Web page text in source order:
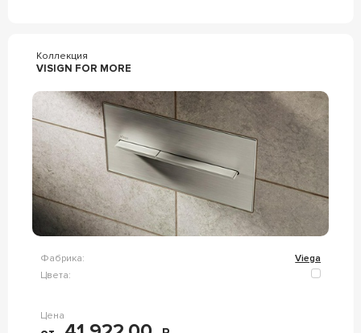
Коллекция
VISIGN FOR MORE
Фабрика:
Viega
Цвета:
Цена